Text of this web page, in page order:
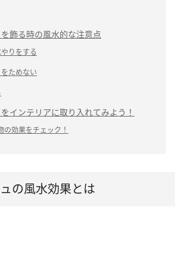
飾る時の風水的な注意点
やりをする
をためない
インテリアに取り入れてみよう！
の効果をチェック！
の風水効果とは